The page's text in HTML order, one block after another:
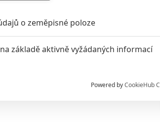
o zeměpisné poloze
základě aktivně vyžádaných informací
k informacím v zařízení
Powered byCookieHub